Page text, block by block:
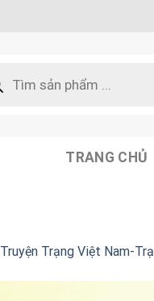
TRANG CHỦ
Truyện Trạng Việt Nam-